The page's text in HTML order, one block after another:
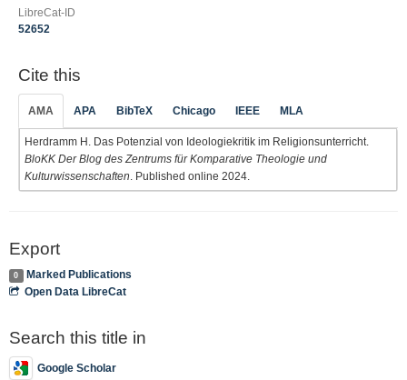
LibreCat-ID
52652
Cite this
AMA APA BibTeX Chicago IEEE MLA
Herdramm H. Das Potenzial von Ideologiekritik im Religionsunterricht.
BloKK Der Blog des Zentrums für Komparative Theologie und
Kulturwissenschaften . Published online 2024.
Export
0
Marked Publications
Open Data LibreCat
Search this title in
Google Scholar